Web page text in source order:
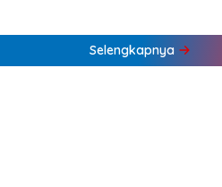
Selengkapnya